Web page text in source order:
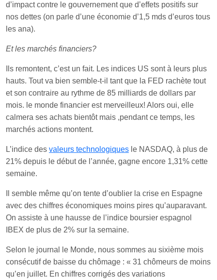
d’impact contre le gouvernement que d’effets positifs sur
nos dettes (on parle d’une économie d’1,5 mds d’euros tous
les ana).
Et les marchés financiers?
Ils remontent, c’est un fait. Les indices US sont à leurs plus
hauts. Tout va bien semble-t-il tant que la FED rachète tout
et son contraire au rythme de 85 milliards de dollars par
mois. le monde financier est merveilleux! Alors oui, elle
calmera ses achats bientôt mais ,pendant ce temps, les
marchés actions montent.
L’indice des valeurs technologiques le NASDAQ, à plus de
21% depuis le début de l’année, gagne encore 1,31% cette
semaine.
Il semble même qu’on tente d’oublier la crise en Espagne
avec des chiffres économiques moins pires qu’auparavant.
On assiste à une hausse de l’indice boursier espagnol
IBEX de plus de 2% sur la semaine.
Selon le journal le Monde, nous sommes au sixième mois
consécutif de baisse du chômage : « 31 chômeurs de moins
qu’en juillet. En chiffres corrigés des variations